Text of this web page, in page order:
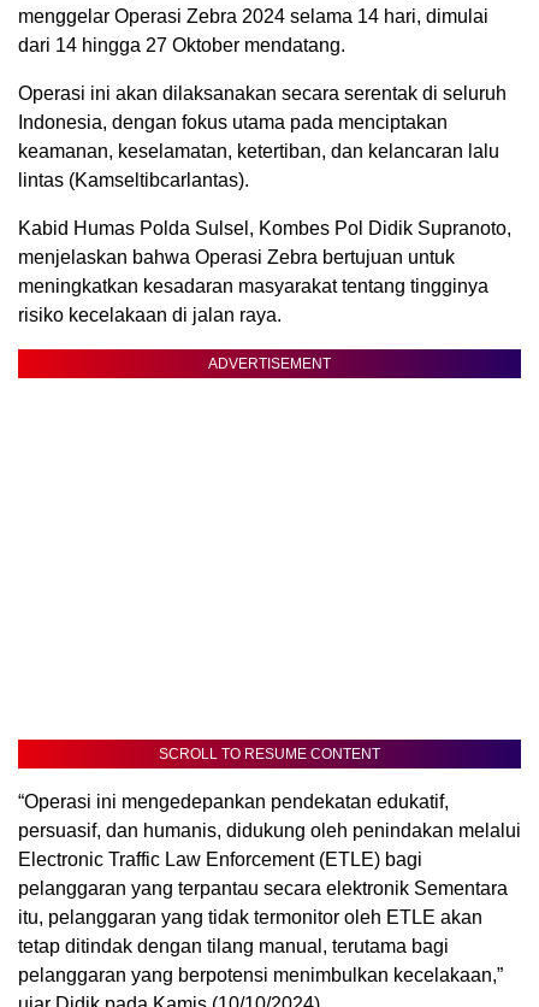
menggelar Operasi Zebra 2024 selama 14 hari, dimulai
dari 14 hingga 27 Oktober mendatang.
Operasi ini akan dilaksanakan secara serentak di seluruh
Indonesia, dengan fokus utama pada menciptakan
keamanan, keselamatan, ketertiban, dan kelancaran lalu
lintas (Kamseltibcarlantas).
Kabid Humas Polda Sulsel, Kombes Pol Didik Supranoto,
menjelaskan bahwa Operasi Zebra bertujuan untuk
meningkatkan kesadaran masyarakat tentang tingginya
risiko kecelakaan di jalan raya.
ADVERTISEMENT
SCROLL TO RESUME CONTENT
“Operasi ini mengedepankan pendekatan edukatif,
persuasif, dan humanis, didukung oleh penindakan melalui
Electronic Traffic Law Enforcement (ETLE) bagi
pelanggaran yang terpantau secara elektronik Sementara
itu, pelanggaran yang tidak termonitor oleh ETLE akan
tetap ditindak dengan tilang manual, terutama bagi
pelanggaran yang berpotensi menimbulkan kecelakaan,”